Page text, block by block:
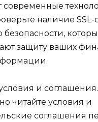
современные
наличие SSL-
безопасности,
защиту ваших
и
читайте условия и
соглашения